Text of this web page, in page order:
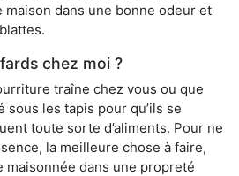
maison dans une bonne odeur et
chez moi ?
traîne chez vous ou que
les tapis pour qu’ils se
toute sorte d’aliments. Pour ne
la meilleure chose à faire,
maisonnée dans une propreté